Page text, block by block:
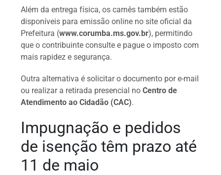
Além da entrega física, os carnês também estão
disponíveis para emissão online no site oficial da
Prefeitura (www.corumba.ms.gov.br), permitindo
que o contribuinte consulte e pague o imposto com
mais rapidez e segurança.
Outra alternativa é solicitar o documento por e-mail
ou realizar a retirada presencial noCentro de
Atendimento ao Cidadão (CAC).
Impugnação e pedidos
de isenção têm prazo até
11 de maio